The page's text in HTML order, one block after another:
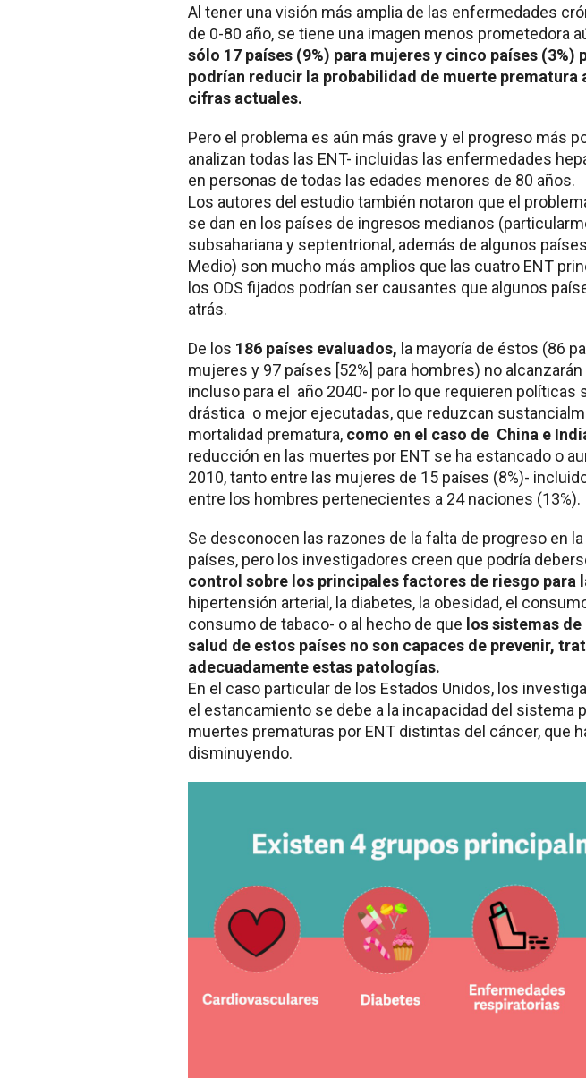
Al tener una visión más amplia de las enfermedades
de 0-80 año, se tiene una imagen menos prometedora
sólo 17 países (9%) para mujeres y cinco países (3%)
podrían reducir la probabilidad de muerte prematura
cifras actuales.
Pero el problema es aún más grave y el progreso más
analizan todas las ENT- incluidas las enfermedades
en personas de todas las edades menores de 80 años.
Los autores del estudio también notaron que el
se dan en los países de ingresos medianos
subsahariana y septentrional, además de algunos
Medio) son mucho más amplios que las cuatro ENT
los ODS fijados podrían ser causantes que algunos
atrás.
De los 186 países evaluados, la mayoría de éstos (86
mujeres y 97 países [52%] para hombres) no alcanzarán
incluso para el año 2040- por lo que requieren políticas
drástica o mejor ejecutadas, que reduzcan
mortalidad prematura, como en el caso de China e
reducción en las muertes por ENT se ha estancado o
2010, tanto entre las mujeres de 15 países (8%)-
entre los hombres pertenecientes a 24 naciones (13%).
Se desconocen las razones de la falta de progreso en
países, pero los investigadores creen que podría
control sobre los principales factores de riesgo para
hipertensión arterial, la diabetes, la obesidad, el
consumo de tabaco- o al hecho de que los sistemas
salud de estos países no son capaces de prevenir,
adecuadamente estas patologías.
En el caso particular de los Estados Unidos, los
el estancamiento se debe a la incapacidad del sistema
muertes prematuras por ENT distintas del cáncer, que
disminuyendo.